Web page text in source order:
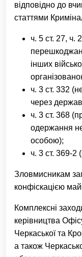
відповідно до
статтями
ч. 5 ст. 27, ч.
інших
ч. 3 ст. 332
через
ч. 3 ст. 368
одержання
особою);
ч. 3 ст. 369-
Зловмисникам
конфіскацією
Комплексні
керівництва
Черкаської та
а також